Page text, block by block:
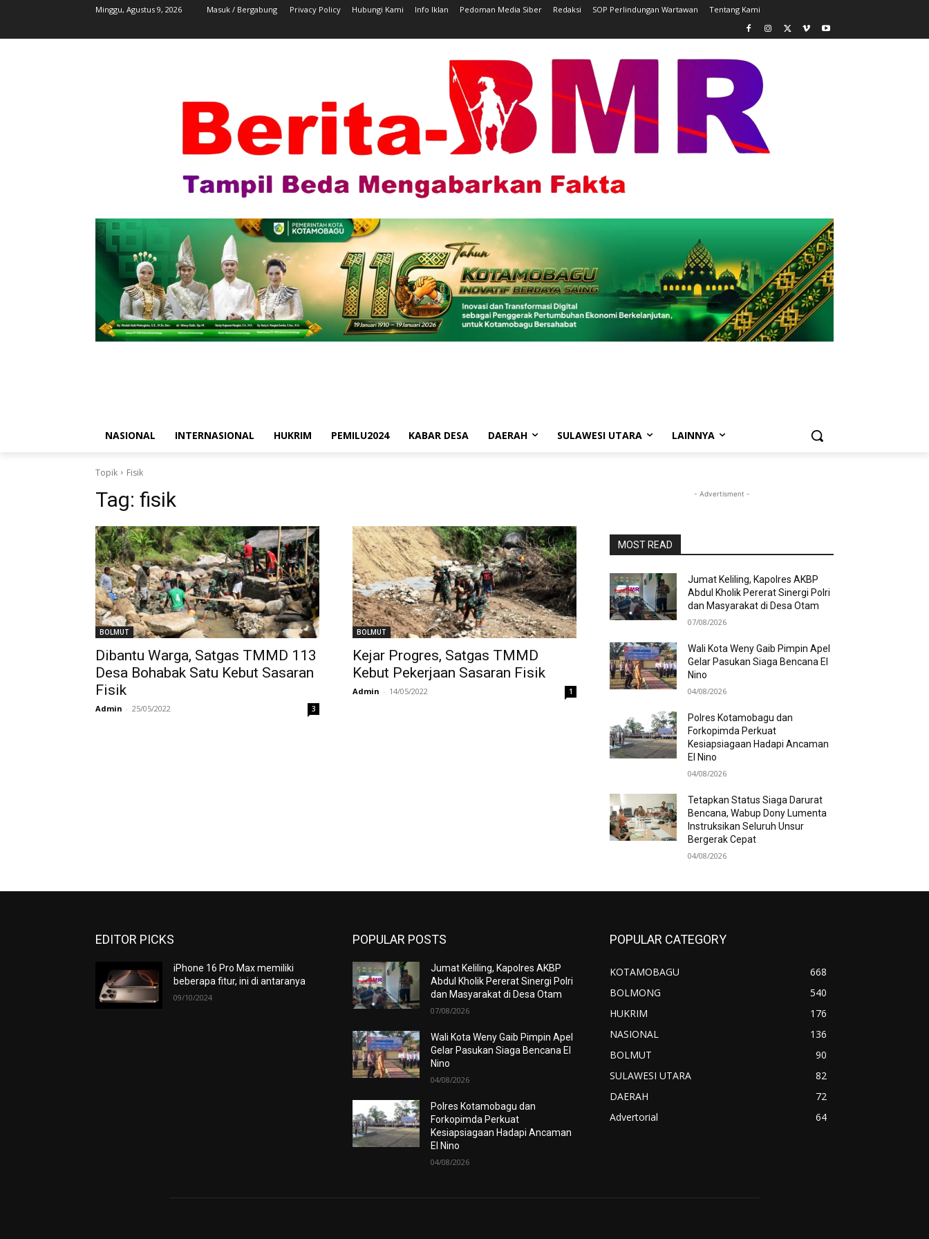
Minggu, Agustus 9, 2026 Masuk / Bergabung Privacy Policy Hubungi Kami Info Iklan Pedoman Media Siber Redaksi SOP Perlindungan Wartawan Tentang Kami
NASIONAL INTERNASIONAL HUKRIM PEMILU2024 KABAR DESA DAERAH SULAWESI UTARA LAINNYA
Topik Fisik
Tag: fisik
BOLMUT
Dibantu Warga, Satgas TMMD 113
Desa Bohabak Satu Kebut Sasaran
Fisik
Admin - 25/05/2022 3
BOLMUT
Kejar Progres, Satgas TMMD
Kebut Pekerjaan Sasaran Fisik
Admin - 14/05/2022 1
- Advertisment -
MOST READ
Jumat Keliling, Kapolres AKBP
Abdul Kholik Pererat Sinergi Polri
dan Masyarakat di Desa Otam
07/08/2026
Wali Kota Weny Gaib Pimpin Apel
Gelar Pasukan Siaga Bencana El
Nino
04/08/2026
Polres Kotamobagu dan
Forkopimda Perkuat
Kesiapsiagaan Hadapi Ancaman
El Nino
04/08/2026
Tetapkan Status Siaga Darurat
Bencana, Wabup Dony Lumenta
Instruksikan Seluruh Unsur
Bergerak Cepat
04/08/2026
EDITOR PICKS
iPhone 16 Pro Max memiliki
beberapa fitur, ini di antaranya
09/10/2024
POPULAR POSTS
Jumat Keliling, Kapolres AKBP
Abdul Kholik Pererat Sinergi Polri
dan Masyarakat di Desa Otam
07/08/2026
Wali Kota Weny Gaib Pimpin Apel
Gelar Pasukan Siaga Bencana El
Nino
04/08/2026
Polres Kotamobagu dan
Forkopimda Perkuat
Kesiapsiagaan Hadapi Ancaman
El Nino
04/08/2026
POPULAR CATEGORY
KOTAMOBAGU
668
BOLMONG
540
HUKRIM
176
NASIONAL
136
BOLMUT
90
SULAWESI UTARA
82
DAERAH
72
Advertorial
64